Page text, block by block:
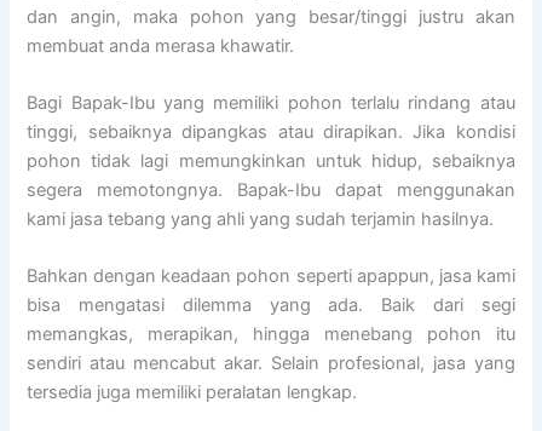
dan angin, maka pohon yang besar/tinggi justru akan
membuat anda merasa khawatir.
Bagi Bapak-Ibu yang memiliki pohon terlalu rindang atau
tinggi, sebaiknya dipangkas atau dirapikan. Jika kondisi
pohon tidak lagi memungkinkan untuk hidup, sebaiknya
segera memotongnya. Bapak-Ibu dapat menggunakan
kami jasa tebang yang ahli yang sudah terjamin hasilnya.
Bahkan dengan keadaan pohon seperti apappun, jasa kami
bisa mengatasi dilemma yang ada. Baik dari segi
memangkas, merapikan, hingga menebang pohon itu
sendiri atau mencabut akar. Selain profesional, jasa yang
tersedia juga memiliki peralatan lengkap.